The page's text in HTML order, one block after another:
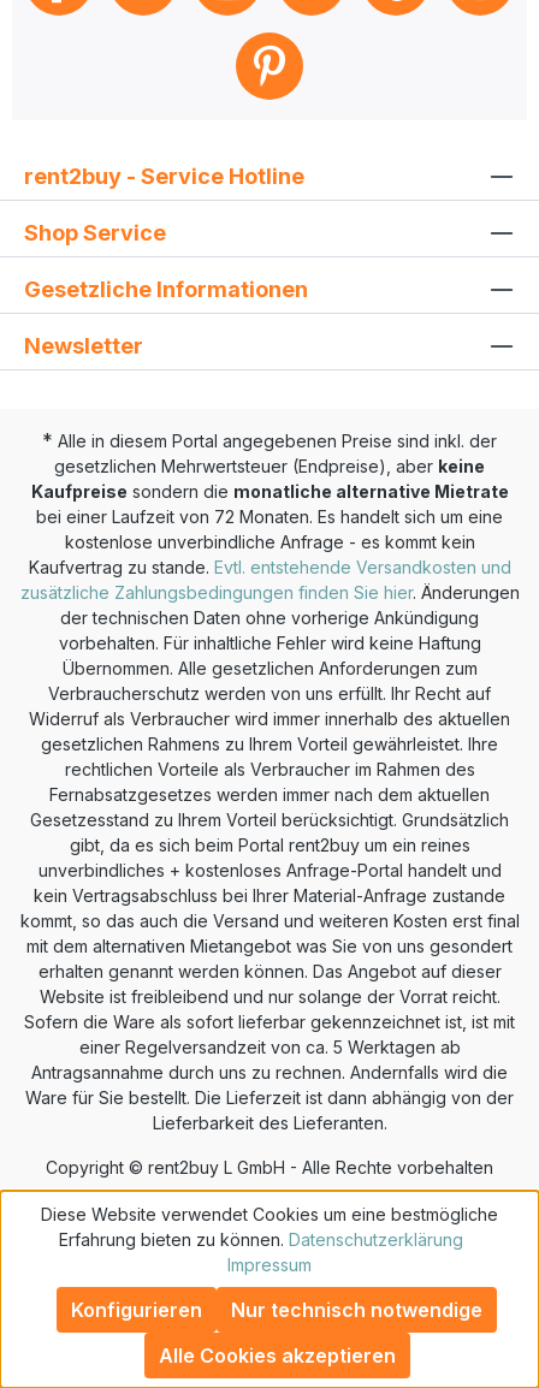
rent2buy - Service Hotline
Shop Service
Gesetzliche Informationen
Newsletter
* Alle in diesem Portal angegebenen Preise sind inkl. der
gesetzlichen Mehrwertsteuer (Endpreise), aber keine
Kaufpreise sondern die monatliche alternative Mietrate
bei einer Laufzeit von 72 Monaten. Es handelt sich um eine
kostenlose unverbindliche Anfrage - es kommt kein
Kaufvertrag zu stande. Evtl. entstehende Versandkosten und
zusätzliche Zahlungsbedingungen finden Sie hier. Änderungen
der technischen Daten ohne vorherige Ankündigung
vorbehalten. Für inhaltliche Fehler wird keine Haftung
Übernommen. Alle gesetzlichen Anforderungen zum
Verbraucherschutz werden von uns erfüllt. Ihr Recht auf
Widerruf als Verbraucher wird immer innerhalb des aktuellen
gesetzlichen Rahmens zu Ihrem Vorteil gewährleistet. Ihre
rechtlichen Vorteile als Verbraucher im Rahmen des
Fernabsatzgesetzes werden immer nach dem aktuellen
Gesetzesstand zu Ihrem Vorteil berücksichtigt. Grundsätzlich
gibt, da es sich beim Portal rent2buy um ein reines
unverbindliches + kostenloses Anfrage-Portal handelt und
kein Vertragsabschluss bei Ihrer Material-Anfrage zustande
kommt, so das auch die Versand und weiteren Kosten erst final
mit dem alternativen Mietangebot was Sie von uns gesondert
erhalten genannt werden können. Das Angebot auf dieser
Website ist freibleibend und nur solange der Vorrat reicht.
Sofern die Ware als sofort lieferbar gekennzeichnet ist, ist mit
einer Regelversandzeit von ca. 5 Werktagen ab
Antragsannahme durch uns zu rechnen. Andernfalls wird die
Ware für Sie bestellt. Die Lieferzeit ist dann abhängig von der
Lieferbarkeit des Lieferanten.
Copyright © rent2buy L GmbH - Alle Rechte vorbehalten
Wie geht schufafreies Mieten?
Diese Website verwendet Cookies um eine bestmögliche
Erfahrung bieten zu können. Datenschutzerklärung
Impressum
Nur technisch notwendige
Konfigurieren
Alle Cookies akzeptieren